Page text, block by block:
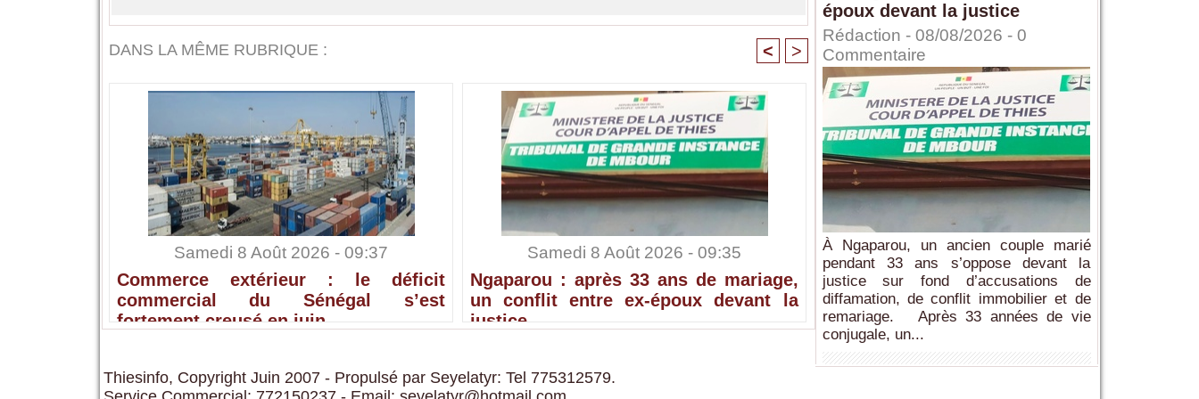
DANS LA MÊME RUBRIQUE : < >
Samedi 8 Août 2026 - 09:37
Commerce extérieur : le déficit
commercial du Sénégal s’est
fortement creusé en juin
Samedi 8 Août 2026 - 09:35
Ngaparou : après 33 ans de mariage,
un conflit entre ex-époux devant la
justice
époux devant la justice
Rédaction - 08/08/2026 - 0
Commentaire
À Ngaparou, un ancien couple marié
pendant 33 ans s’oppose devant la
justice sur fond d’accusations de
diffamation, de conflit immobilier et de
remariage. Après 33 années de vie
conjugale, un...
Thiesinfo, Copyright Juin 2007 - Propulsé par Seyelatyr: Tel 775312579.